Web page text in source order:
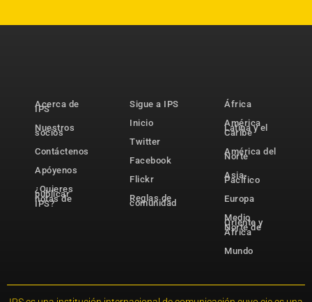
Acerca de
IPS
Nuestros
socios
Contáctenos
Apóyenos
¿Quieres
publicar
notas de
IPS?
Sigue a IPS
Inicio
Twitter
Facebook
Flickr
Reglas de
comunidad
África
América
Latina y el
Caribe
América del
Norte
Asia-
Pacífico
Europa
Medio
Oriente y
Norte de
África
Mundo